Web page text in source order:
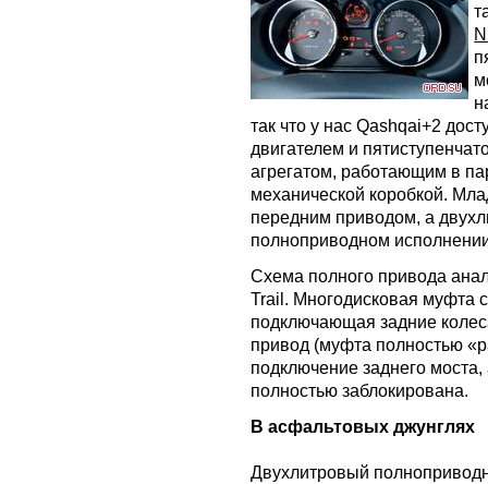
так что у нас Qashqai+2
двигателем и
агрегатом, работающим в
механической коробкой.
передним приводом, а
полноприводном
Схема полного привода
Trail. Многодисковая муфта
подключающая задние
привод (муфта полностью
подключение заднего
полностью заблокирована.
В асфальтовых джунглях
Двухлитровый